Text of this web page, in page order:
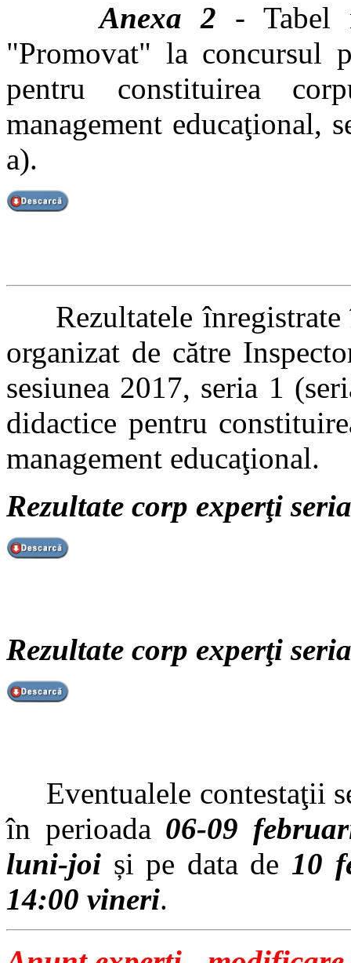
Anexa 2 - Tabel
"Promovat" la concursul
pentru constituirea
management educaţional,
a).
Rezultatele înregistrate
organizat de către
sesiunea 2017, seria 1
didactice pentru
management educaţional.
Rezultate corp experţi
Rezultate corp experţi
Eventualele contestaţii
în perioada 06-09
luni-joi și pe data de 10
14:00 vineri.